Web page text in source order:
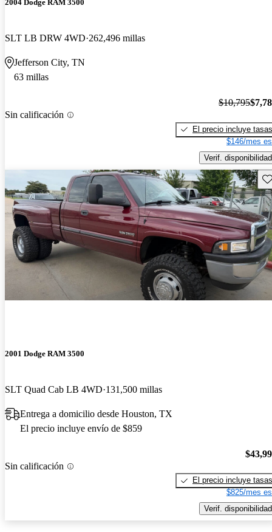
2004 Dodge RAM 3500
SLT LB DRW 4WD 262,496 millas
Jefferson City, TN
63 millas
Sin calificación
$10,795
El precio incluye tasas
$146/mes
Verif. disponibilidad
2001 Dodge RAM 3500
SLT Quad Cab LB 4WD 131,500 millas
Entrega a domicilio desde Houston, TX
El precio incluye envío de $859
Sin calificación
El precio incluye tasas
$825/mes
Verif. disponibilidad